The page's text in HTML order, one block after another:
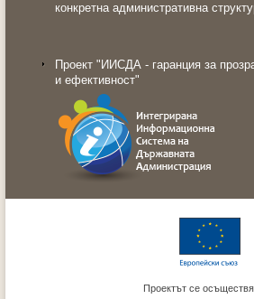
конкретна административна
Проект "ИИСДА - гаранция за
и ефективност"
Проектът се